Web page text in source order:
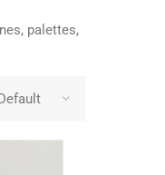
palettes,